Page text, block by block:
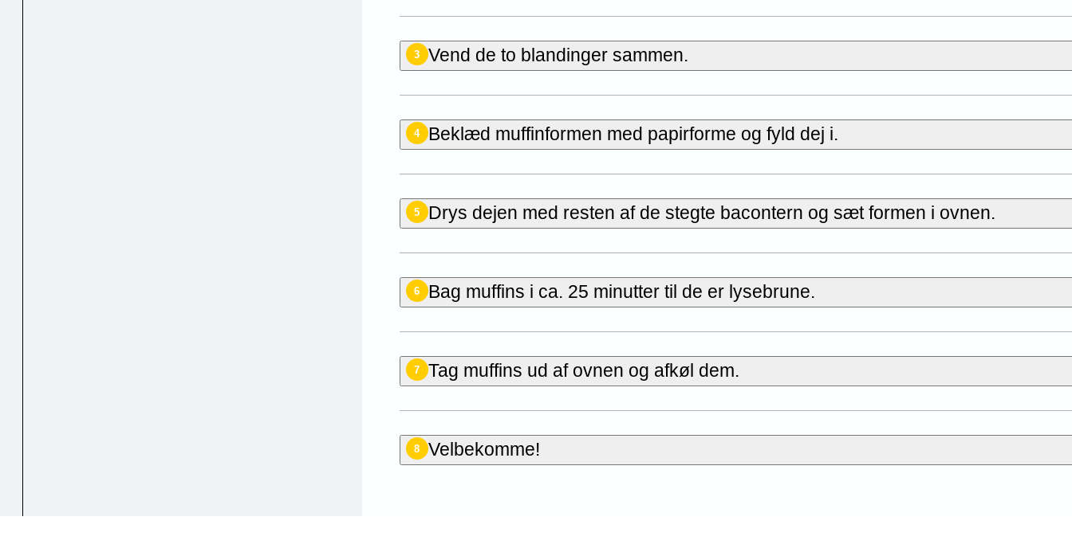
3 Vend de to blandinger sammen.
4 Beklæd muffinformen med papirforme og fyld dej i.
5 Drys dejen med resten af de stegte bacontern og sæt formen i ovnen.
6 Bag muffins i ca. 25 minutter til de er lysebrune.
7 Tag muffins ud af ovnen og afkøl dem.
8 Velbekomme!